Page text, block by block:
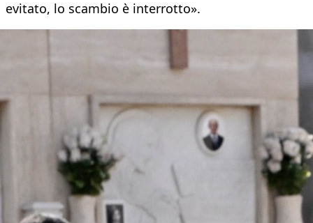
evitato, lo scambio è interrotto».